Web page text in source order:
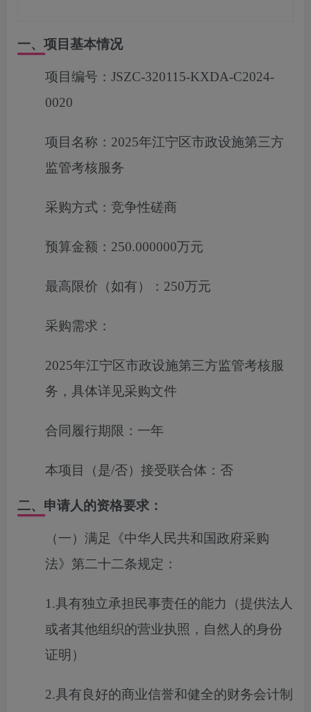
一、项目基本情况
项目编号： JSZC-320115-KXDA-C2024-
0020
项目名称： 2025年江宁区市政设施第三方
监管考核服务
采购方式： 竞争性磋商
预算金额： 250.000000万元
最高限价（如有）： 250万元
采购需求：
2025年江宁区市政设施第三方监管考核服
务 ，具体详见采购文件
合同履行期限： 一年
本项目（是/否）接受联合体： 否
二、申请人的资格要求：
（一）满足《中华人民共和国政府采购
法》第二十二条规定：
1.具有独立承担民事责任的能力（提供法人
或者其他组织的营业执照，自然人的身份
证明）
2.具有良好的商业信誉和健全的财务会计制